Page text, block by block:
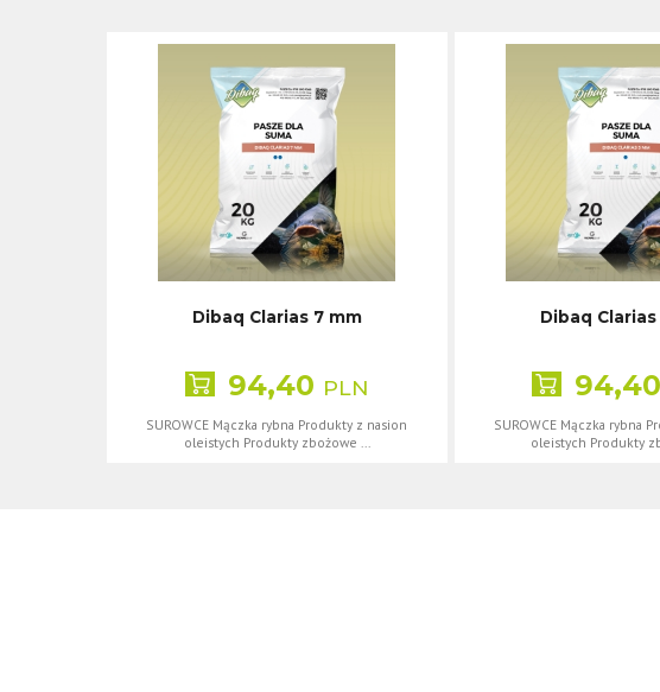
Dibaq Clarias 7 mm
94,40 PLN
SUROWCE Mączka rybna Produkty z nasion
oleistych Produkty zbożowe ...
Dibaq Clarias
94,40
SUROWCE Mączka rybna
oleistych Produkty